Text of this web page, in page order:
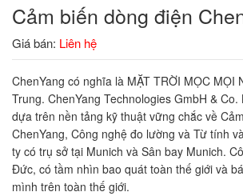
Cảm biến dòng điện
Giá bán: Liên hệ
ChenYang có nghĩa là MẶT TRỜI MỌC MỌI
Trung. ChenYang Technologies GmbH &
dựa trên nền tảng kỹ thuật vững chắc về
ChenYang, Công nghệ đo lường và Từ tính
ty có trụ sở tại Munich và Sân bay Munich.
Đức, có tầm nhìn bao quát toàn thế giới và
mình trên toàn thế giới.